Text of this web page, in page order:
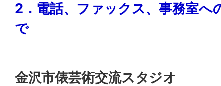
2．電話、ファックス、事務室へ
で
金沢市俵芸術交流スタジオ